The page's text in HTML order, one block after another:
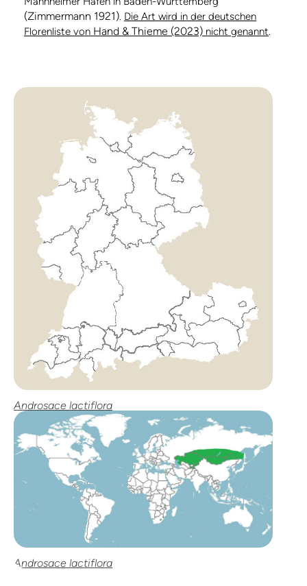
(Zimmermann 1921). Die Art wird in der deutschen
Florenliste von Hand & Thieme (2023) nicht genannt.
Androsace lactiflora
Androsace lactiflora